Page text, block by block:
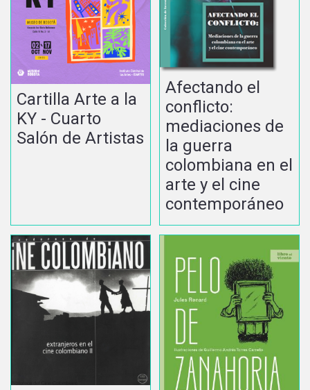
Cartilla Arte a la
KY - Cuarto
Salón de Artistas
Afectando el
conflicto:
mediaciones de
la guerra
colombiana en el
arte y el cine
contemporáneo